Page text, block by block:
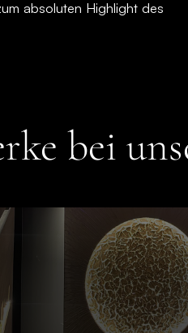
absoluten Highlight des
bei